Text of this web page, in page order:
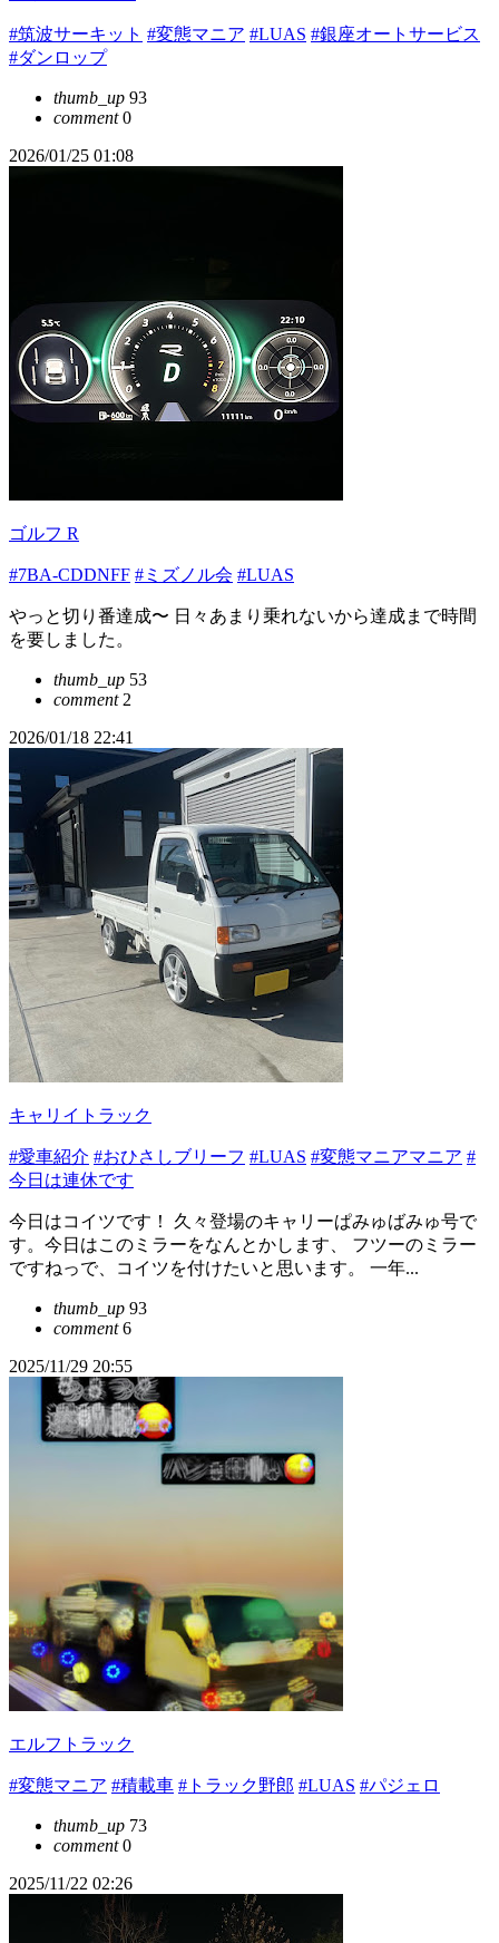
#筑波サーキット #変態マニア #LUAS #銀座オートサービス
#ダンロップ
thumb_up 93
comment0
2026/01/25 01:08
ゴルフ R
#7BA-CDDNFF #ミズノル会 #LUAS
やっと切り番達成〜 日々あまり乗れないから達成まで時間
を要しました。
thumb_up 53
comment2
2026/01/18 22:41
キャリイトラック
#愛車紹介 #おひさしブリーフ #LUAS #変態マニアマニア #
今日は連休です
今日はコイツです！ 久々登場のキャリーぱみゅばみゅ号で
す。今日はこのミラーをなんとかします、 フツーのミラー
ですねっで、コイツを付けたいと思います。 一年...
thumb_up 93
comment6
2025/11/29 20:55
エルフトラック
#変態マニア #積載車 #トラック野郎 #LUAS #パジェロ
thumb_up 73
comment0
2025/11/22 02:26